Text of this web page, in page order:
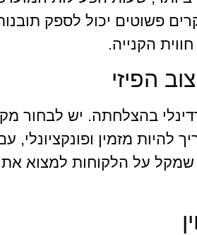
פשוטים יכול לספק
הקנייה.
הפיזי
בהצלחתה. יש לבחור
להיות מזמין ופונקציונלי,
על הלקוחות למצוא